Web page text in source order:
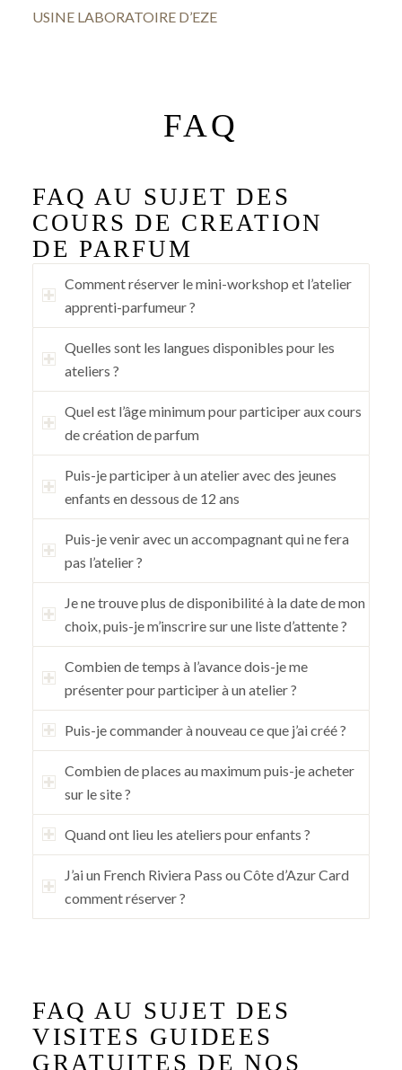
USINE LABORATOIRE D’EZE
FAQ
FAQ AU SUJET DES
COURS DE CREATION
DE PARFUM
Comment réserver le mini-workshop et l’atelier
apprenti-parfumeur ?
Quelles sont les langues disponibles pour les
ateliers ?
Quel est l’âge minimum pour participer aux cours
de création de parfum
Puis-je participer à un atelier avec des jeunes
enfants en dessous de 12 ans
Puis-je venir avec un accompagnant qui ne fera
pas l’atelier ?
Je ne trouve plus de disponibilité à la date de mon
choix, puis-je m’inscrire sur une liste d’attente ?
Combien de temps à l’avance dois-je me
présenter pour participer à un atelier ?
Puis-je commander à nouveau ce que j’ai créé ?
Combien de places au maximum puis-je acheter
sur le site ?
Quand ont lieu les ateliers pour enfants ?
J’ai un French Riviera Pass ou Côte d’Azur Card
comment réserver ?
FAQ AU SUJET DES
VISITES GUIDEES
GRATUITES DE NOS